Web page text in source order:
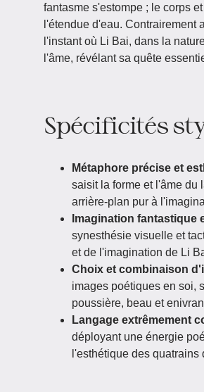
fantasme s'estompe ; le corps
l'étendue d'eau. Contrairement
l'instant où Li Bai, dans la
l'âme, révélant sa quête
Spécificités
Métaphore précise et
saisit la forme et l'âme du
arrière-plan pur à
Imagination fantastique
synesthésie visuelle et
et de l'imagination de Li
Choix et combinaison
images poétiques en soi,
poussière, beau et
Langage extrêmement
déployant une énergie
l'esthétique des quatrains